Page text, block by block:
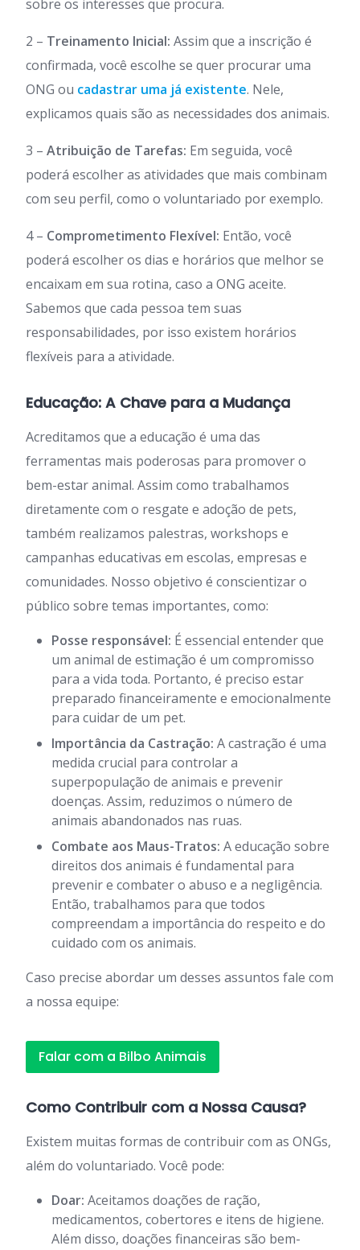
sobre os interesses que procura.
2 – Treinamento Inicial: Assim que a inscrição é
confirmada, você escolhe se quer procurar uma
ONG ou cadastrar uma já existente. Nele,
explicamos quais são as necessidades dos animais.
3 – Atribuição de Tarefas: Em seguida, você
poderá escolher as atividades que mais combinam
com seu perfil, como o voluntariado por exemplo.
4 – Comprometimento Flexível: Então, você
poderá escolher os dias e horários que melhor se
encaixam em sua rotina, caso a ONG aceite.
Sabemos que cada pessoa tem suas
responsabilidades, por isso existem horários
flexíveis para a atividade.
Educação: A Chave para a Mudança
Acreditamos que a educação é uma das
ferramentas mais poderosas para promover o
bem-estar animal. Assim como trabalhamos
diretamente com o resgate e adoção de pets,
também realizamos palestras, workshops e
campanhas educativas em escolas, empresas e
comunidades. Nosso objetivo é conscientizar o
público sobre temas importantes, como:
Posse responsável: É essencial entender que
um animal de estimação é um compromisso
para a vida toda. Portanto, é preciso estar
preparado financeiramente e emocionalmente
para cuidar de um pet.
Importância da Castração: A castração é uma
medida crucial para controlar a
superpopulação de animais e prevenir
doenças. Assim, reduzimos o número de
animais abandonados nas ruas.
Combate aos Maus-Tratos: A educação sobre
direitos dos animais é fundamental para
prevenir e combater o abuso e a negligência.
Então, trabalhamos para que todos
compreendam a importância do respeito e do
cuidado com os animais.
Caso precise abordar um desses assuntos fale com
a nossa equipe:
Falar com a Bilbo Animais
Como Contribuir com a Nossa Causa?
Existem muitas formas de contribuir com as ONGs,
além do voluntariado. Você pode:
Doar: Aceitamos doações de ração,
medicamentos, cobertores e itens de higiene.
Além disso, doações financeiras são bem-